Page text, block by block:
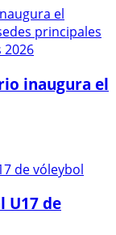
inaugura el
U17 de